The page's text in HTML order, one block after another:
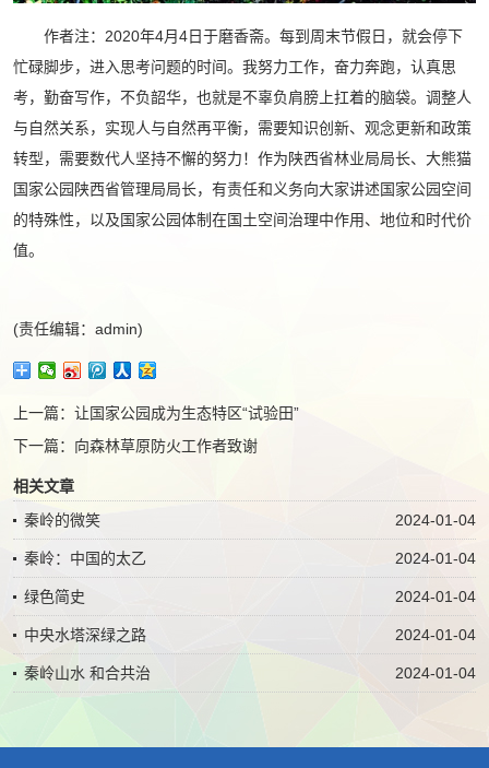
作者注：2020年4月4日于磨香斋。每到周末节假日，就会停下
忙碌脚步，进入思考问题的时间。我努力工作，奋力奔跑，认真思
考，勤奋写作，不负韶华，也就是不辜负肩膀上扛着的脑袋。调整人
与自然关系，实现人与自然再平衡，需要知识创新、观念更新和政策
转型，需要数代人坚持不懈的努力！作为陕西省林业局局长、大熊猫
国家公园陕西省管理局局长，有责任和义务向大家讲述国家公园空间
的特殊性，以及国家公园体制在国土空间治理中作用、地位和时代价
值。
(责任编辑：admin)
上一篇： 让国家公园成为生态特区“试验田”
下一篇： 向森林草原防火工作者致谢
相关文章
2024-01-04
秦岭的微笑
2024-01-04
秦岭：中国的太乙
2024-01-04
绿色简史
2024-01-04
中央水塔深绿之路
2024-01-04
秦岭山水 和合共治